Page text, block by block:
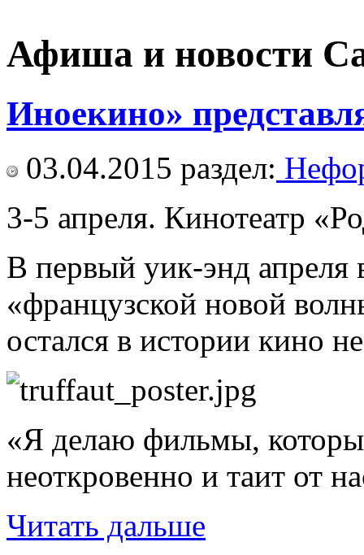
Афиша и новости
Иноекино»
03.04.2015 раздел:
3-5 апреля. Кинотеатр
В первый уик-энд апреля
«французской новой
остался в истории кино
«Я делаю фильмы,
неоткровенно и таит от
Читать дальше